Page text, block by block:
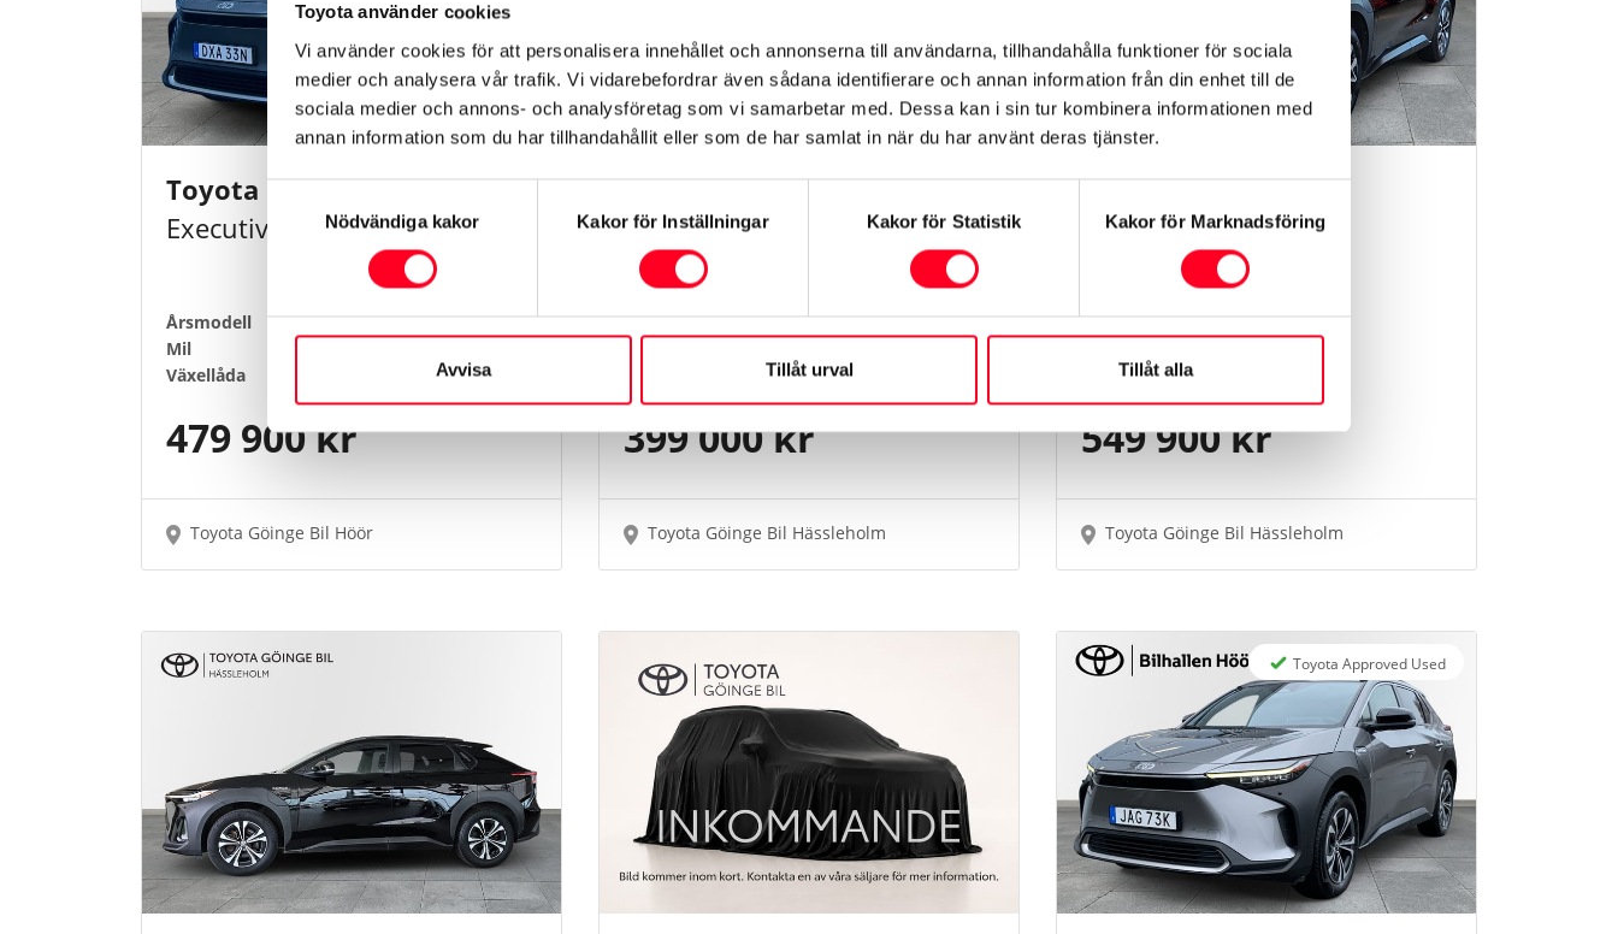
Toyota använder cookies
Vi använder cookies för att personalisera innehållet och annonserna till användarna, tillhandahålla funktioner för sociala
medier och analysera vår trafik. Vi vidarebefordrar även sådana identifierare och annan information från din enhet till de
sociala medier och annons- och analysföretag som vi samarbetar med. Dessa kan i sin tur kombinera informationen med
annan information som du har tillhandahållit eller som de har samlat in när du har använt deras tjänster.
Nödvändiga kakor
Kakor för Inställningar Kakor för Statistik Kakor för Marknadsföring
Avvisa Tillåt urval Tillåt alla
Toyota BZ4X71.4kwh AWD
Executive 20"
Årsmodell
2025
Mil
Växellåda
479 900 kr
Toyota Göinge Bil Höör
Toyota BZ4X– Executive
PANORAMAGLASTAK
Årsmodell
2022
Automat
399 000 kr
Toyota Göinge Bil Hässleholm
Toyota BZ4XAWD
EXECUTIVE
Årsmodell
2025
Växellåda
549 900 kr
Toyota Göinge Bil Hässleholm
Toyota Approved Used